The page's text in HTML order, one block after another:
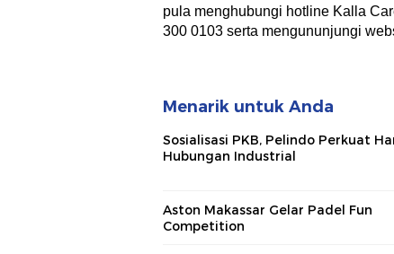
pula menghubungi hotline Kalla
300 0103 serta mengununjungi
Menarik untuk Anda
Sosialisasi PKB, Pelindo Perkuat
Hubungan Industrial
Aston Makassar Gelar Padel Fun
Competition